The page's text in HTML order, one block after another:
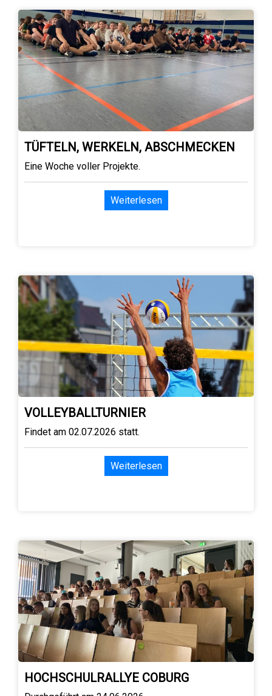
TÜFTELN, WERKELN, ABSCHMECKEN
Eine Woche voller Projekte.
Weiterlesen
VOLLEYBALLTURNIER
Findet am 02.07.2026 statt.
Weiterlesen
HOCHSCHULRALLYE COBURG